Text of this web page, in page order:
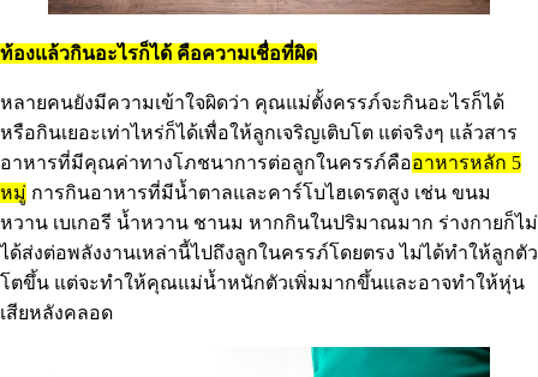
ท้องแล้วกินอะไรก็ได้ คือความเชื่อที่ผิด
หลายคนยังมีความเข้าใจผิดว่า คุณแม่ตั้งครรภ์จะกินอะไรก็ได้
หรือกินเยอะเท่าไหร่ก็ได้เพื่อให้ลูกเจริญเติบโต แต่จริงๆ แล้วสาร
อาหารที่มีคุณค่าทางโภชนาการต่อลูกในครรภ์คืออาหารหลัก 5
หมู่ การกินอาหารที่มีน้ำตาลและคาร์โบไฮเดรตสูง เช่น ขนม
หวาน เบเกอรี น้ำหวาน ชานม หากกินในปริมาณมาก ร่างกายก็ไม่
ได้ส่งต่อพลังงานเหล่านี้ไปถึงลูกในครรภ์โดยตรง ไม่ได้ทำให้ลูกตัว
โตขึ้น แต่จะทำให้คุณแม่น้ำหนักตัวเพิ่มมากขึ้นและอาจทำให้หุ่น
เสียหลังคลอด